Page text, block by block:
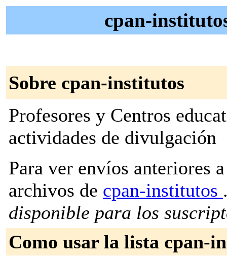
cpan-
Sobre cpan-institutos
Profesores y Centros
actividades de divulgación
Para ver envíos anteriores
archivos de cpan-institutos
disponible para los
Como usar la lista cpan-